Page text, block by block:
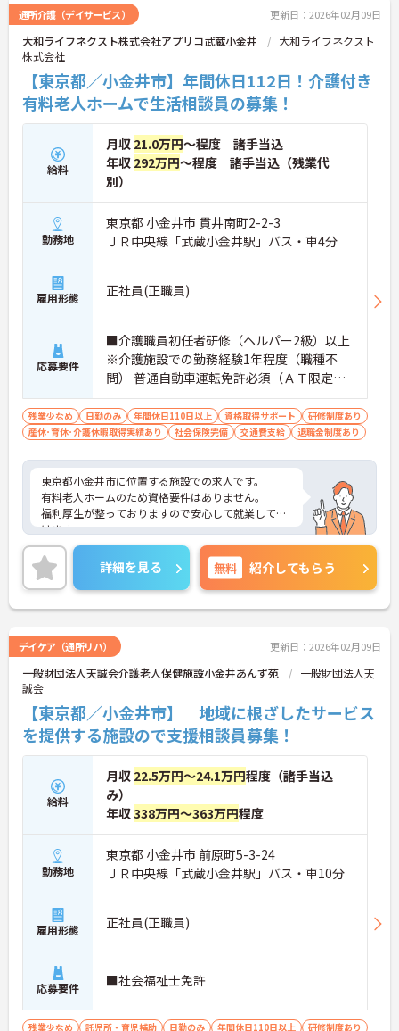
通所介護（デイサービス） 更新日：2026年02月09日
大和ライフネクスト株式会社アプリコ武蔵小金井
大和ライフネクスト
株式会社
【東京都／小金井市】年間休日112日！介護付き
有料老人ホームで生活相談員の募集！
給料
月収 21.0万円～程度 諸手当込
年収 292万円～程度 諸手当込（残業代
別）
勤務地
東京都 小金井市 貫井南町2-2-3
ＪＲ中央線「武蔵小金井駅」バス・車4分
雇用形態 正社員(正職員)
応募要件
■介護職員初任者研修（ヘルパー2級）以上
※介護施設での勤務経験1年程度（職種不
問） 普通自動車運転免許必須（ＡＴ限定
可）
残業少なめ 日勤のみ 年間休日110日以上 資格取得サポート
研修制度あり
産休･育休･介護休暇取得実績あり
社会保険完備 交通費支給 退職金制度あり
東京都小金井市に位置する施設での求人です。
有料老人ホームのため資格要件はありません。
福利厚生が整っておりますので安心して就業して頂
けます。
ご興味のある方は面接ポイントなどをお伝えします
ので、お気軽にお問い合わせください。
詳細を見る 無料 紹介してもらう
デイケア（通所リハ） 更新日：2026年02月09日
一般財団法人天誠会介護老人保健施設小金井あんず苑
一般財団法人天
誠会
【東京都／小金井市】 地域に根ざしたサービス
を提供する施設ので支援相談員募集！
給料
月収 22.5万円～24.1万円程度（諸手当込
み）
年収338万円～363万円程度
勤務地
東京都 小金井市 前原町5-3-24
ＪＲ中央線「武蔵小金井駅」バス・車10分
雇用形態 正社員(正職員)
応募要件 ■社会福祉士免許
残業少なめ 託児所・育児補助 日勤のみ 年間休日110日以上 研修制度あり